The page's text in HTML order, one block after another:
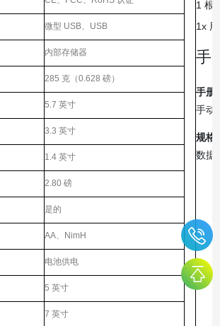
1 根
1x
手
手册
手动
规格
数据
微型 USB、USB
内部存储器
285 克（0.628 磅）
5.7 英寸
3.3 英寸
1.4 英寸
2.80 磅
是的
AA、NimH
电池供电
5 英寸
7 英寸